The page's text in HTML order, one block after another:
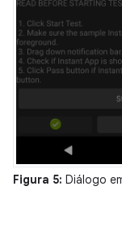
Figura 5: Diálogo